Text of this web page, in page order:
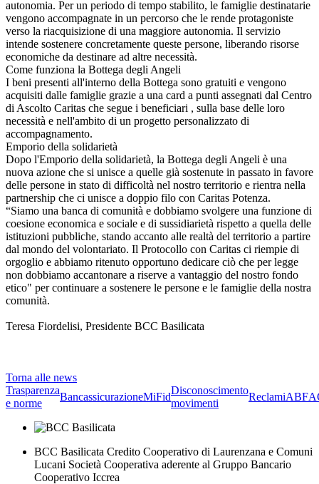
autonomia. Per un periodo di tempo stabilito, le famiglie destinatarie
vengono accompagnate in un percorso che le rende protagoniste
verso la riacquisizione di una maggiore autonomia. Il servizio
intende sostenere concretamente queste persone, liberando risorse
economiche da destinare ad altre necessità.
Come funziona la Bottega degli Angeli
I beni presenti all'interno della Bottega sono gratuiti e vengono
acquisiti dalle famiglie grazie a una card a punti assegnati dal Centro
di Ascolto Caritas che segue i beneficiari , sulla base delle loro
necessità e nell'ambito di un progetto personalizzato di
accompagnamento.
Emporio della solidarietà
Dopo l'Emporio della solidarietà, la Bottega degli Angeli è una
nuova azione che si unisce a quelle già sostenute in passato in favore
delle persone in stato di difficoltà nel nostro territorio e rientra nella
partnership che ci unisce a doppio filo con Caritas Potenza.
“Siamo una banca di comunità e dobbiamo svolgere una funzione di
coesione economica e sociale e di sussidiarietà rispetto a quella delle
istituzioni pubbliche, stando accanto alle realtà del territorio a partire
dal mondo del volontariato. Il Protocollo con Caritas ci riempie di
orgoglio e abbiamo ritenuto opportuno dedicare ciò che per legge
non dobbiamo accantonare a riserve a vantaggio del nostro fondo
etico" per continuare a sostenere le persone e le famiglie della nostra
comunità.
Teresa Fiordelisi, Presidente BCC Basilicata
Torna alle news
Trasparenza
e norme
BancassicurazioneMiFid
Disconoscimento
movimenti
ReclamiABF
BCC Basilicata Credito Cooperativo di Laurenzana e Comuni
Lucani Società Cooperativa aderente al Gruppo Bancario
Cooperativo Iccrea